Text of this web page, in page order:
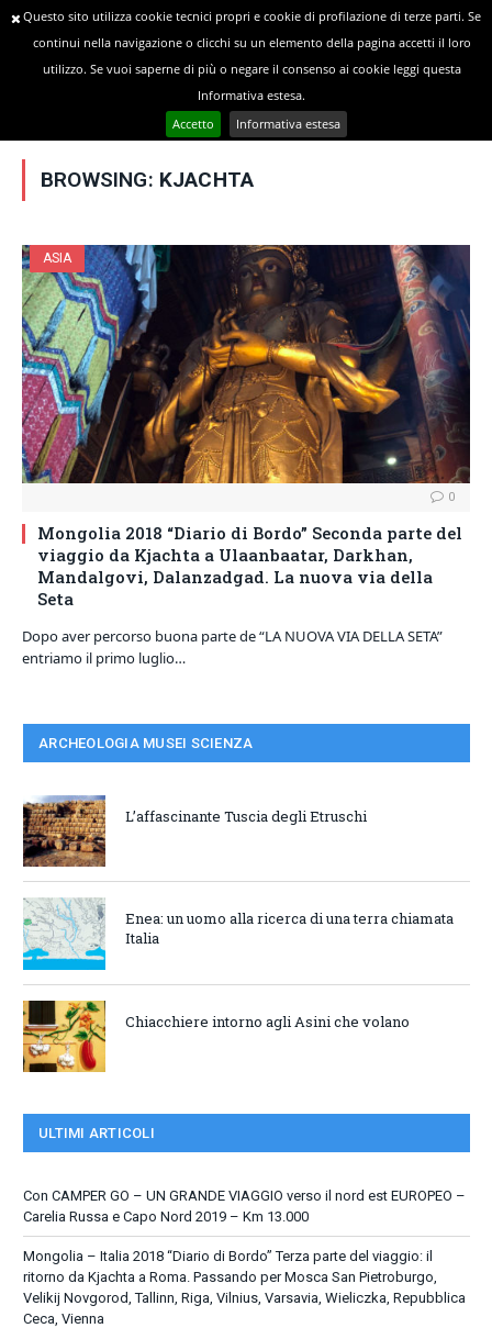
Posts Tagged "Kjachta"
BROWSING: KJACHTA
ASIA
0
Mongolia 2018 “Diario di Bordo” Seconda parte del
viaggio da Kjachta a Ulaanbaatar, Darkhan,
Mandalgovi, Dalanzadgad. La nuova via della
Seta
Dopo aver percorso buona parte de “LA NUOVA VIA DELLA SETA”
entriamo il primo luglio…
ARCHEOLOGIA MUSEI SCIENZA
L’affascinante Tuscia degli Etruschi
Enea: un uomo alla ricerca di una terra chiamata
Italia
Chiacchiere intorno agli Asini che volano
ULTIMI ARTICOLI
Con CAMPER GO – UN GRANDE VIAGGIO verso il nord est EUROPEO –
Carelia Russa e Capo Nord 2019 – Km 13.000
Mongolia – Italia 2018 “Diario di Bordo” Terza parte del viaggio: il
ritorno da Kjachta a Roma. Passando per Mosca San Pietroburgo,
Velikij Novgorod, Tallinn, Riga, Vilnius, Varsavia, Wieliczka, Repubblica
Ceca, Vienna
Questo sito utilizza cookie tecnici propri e cookie di profilazione di terze parti. Se
continui nella navigazione o clicchi su un elemento della pagina accetti il loro
utilizzo. Se vuoi saperne di più o negare il consenso ai cookie leggi questa
Informativa estesa.
Accetto
Informativa estesa